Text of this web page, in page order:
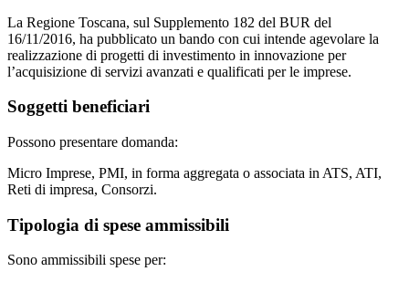
La Regione Toscana, sul Supplemento 182 del BUR del
16/11/2016, ha pubblicato un bando con cui intende agevolare la
realizzazione di progetti di investimento in innovazione per
l’acquisizione di servizi avanzati e qualificati per le imprese.
Soggetti beneficiari
Possono presentare domanda:
Micro Imprese, PMI, in forma aggregata o associata in ATS, ATI,
Reti di impresa, Consorzi.
Tipologia di spese ammissibili
Sono ammissibili spese per: